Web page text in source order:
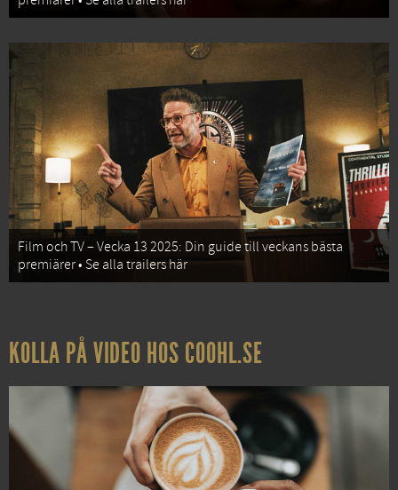
Film och TV – Vecka 13 2025: Din guide till veckans bästa
premiärer • Se alla trailers här
KOLLA PÅ VIDEO HOS COOHL.SE